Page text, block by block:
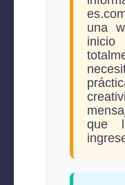
una
inicio
que